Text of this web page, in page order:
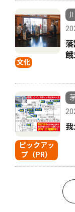
文化
ピックアッ
プ（PR）